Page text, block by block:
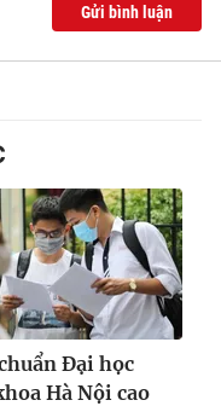
Gửi bình luận
Đại học
Hà Nội cao